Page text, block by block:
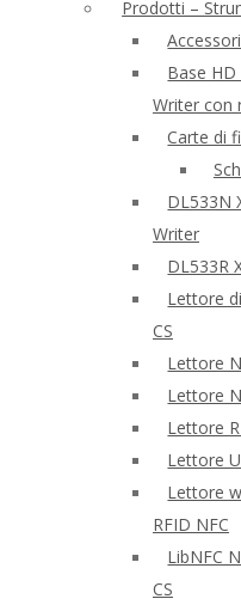
Prodotti –
Base HD
Writer con
Carte di
DL533N
Writer
DL533R
Lettore
CS
Lettore
Lettore
Lettore
Lettore
Lettore
RFID NFC
LibNFC
CS